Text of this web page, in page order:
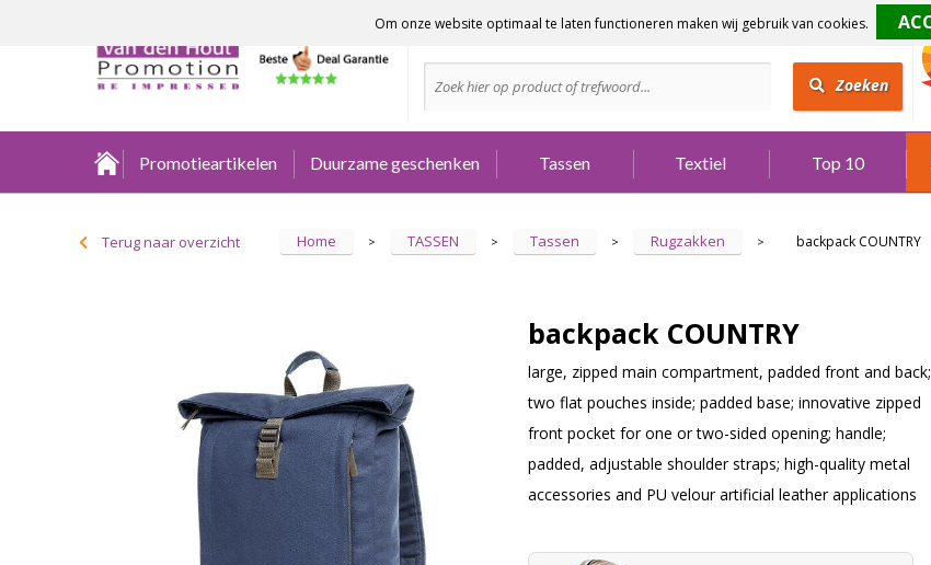
Advies nodig?
Zoeken
Promotieartikelen Duurzame geschenken Tassen Textiel Top 10
Terug naar overzicht Home > TASSEN > Tassen > Rugzakken > backpack COUNTRY
backpack COUNTRY
large, zipped main compartment, padded front and back;
two flat pouches inside; padded base; innovative zipped
front pocket for one or two-sided opening; handle;
padded, adjustable shoulder straps; high-quality metal
accessories and PU velour artificial leather applications
Om onze website optimaal te laten functioneren maken wij gebruik van cookies.